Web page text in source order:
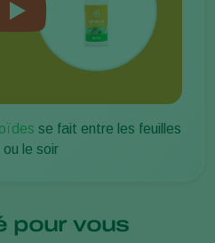
se fait entre les feuilles
le soir
pour vous